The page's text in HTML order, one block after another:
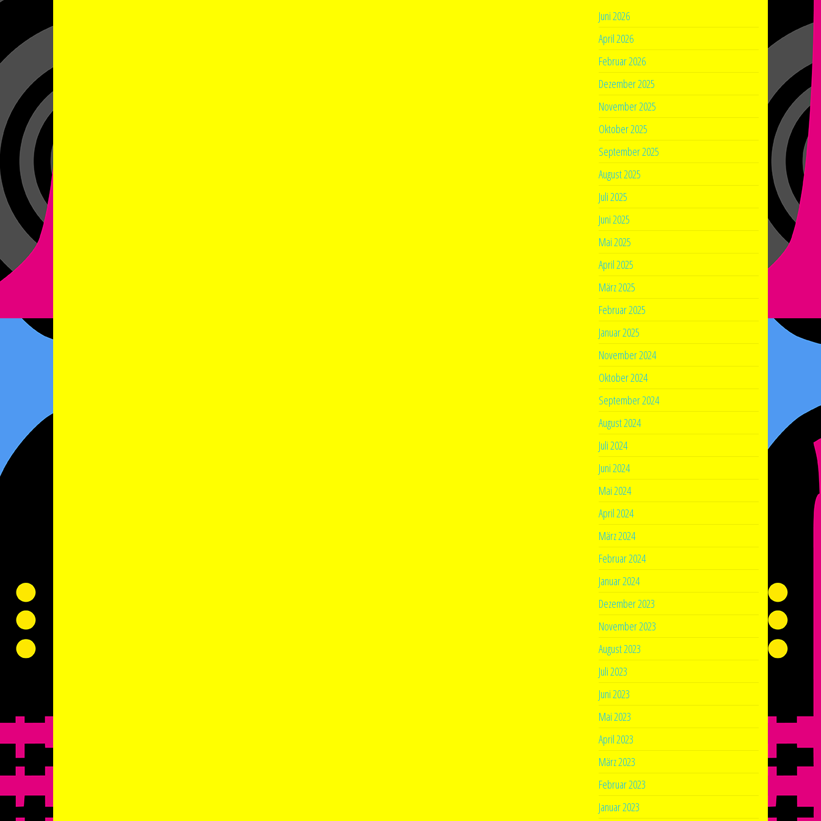
Juni 2026
April 2026
Februar 2026
Dezember 2025
November 2025
Oktober 2025
September 2025
August 2025
Juli 2025
Juni 2025
Mai 2025
April 2025
März 2025
Februar 2025
Januar 2025
November 2024
Oktober 2024
September 2024
August 2024
Juli 2024
Juni 2024
Mai 2024
April 2024
März 2024
Februar 2024
Januar 2024
Dezember 2023
November 2023
August 2023
Juli 2023
Juni 2023
Mai 2023
April 2023
März 2023
Februar 2023
Januar 2023